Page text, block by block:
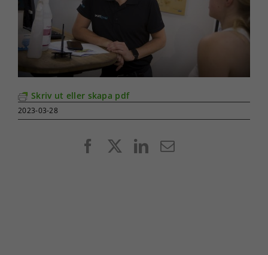
Skriv ut eller skapa pdf
2023-03-28
FacebookLinkedIn
E-